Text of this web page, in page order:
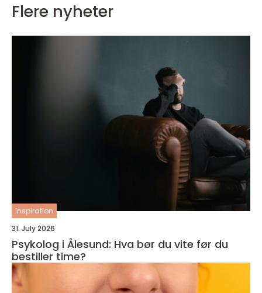
Flere nyheter
inspiration
31. July 2026
Psykolog i Ålesund: Hva bør du vite før du
bestiller time?